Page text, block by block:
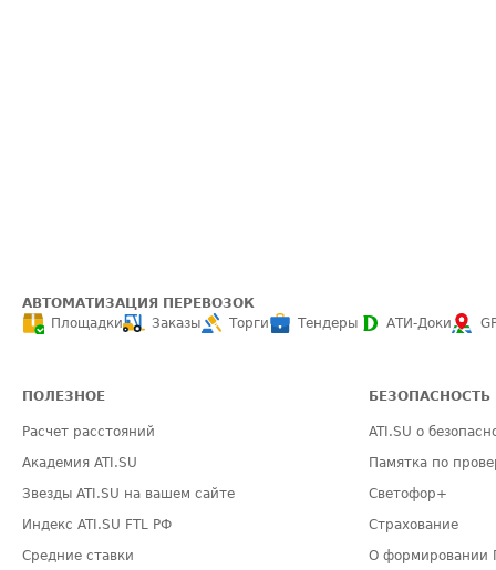
АВТОМАТИЗАЦИЯ ПЕРЕВОЗОК
Площадки
Заказы Торги Тендеры АТИ-Доки
ПОЛЕЗНОЕ
Расчет расстояний
Академия ATI.SU
Звезды ATI.SU на вашем сайте
Индекс ATI.SU FTL РФ
Средние ставки
БЕЗОПАСНОСТЬ
ATI.SU о
Памятка по
Светофор+
Страхование
О формировании